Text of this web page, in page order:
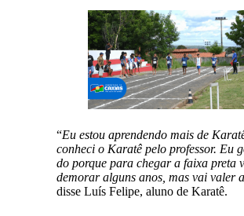
“Eu estou aprendendo mais de
conheci o Karatê pelo professor. Eu
do porque para chegar a faixa preta
demorar alguns anos, mas vai valer
disse Luís Felipe, aluno de Karatê.